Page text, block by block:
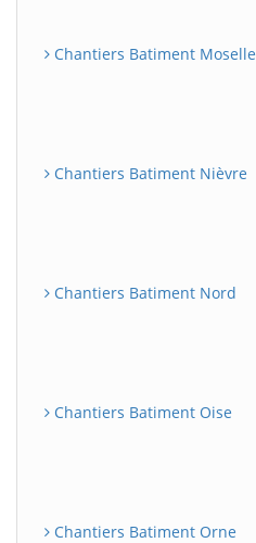
Chantiers Batiment Moselle
Chantiers Batiment Nièvre
Chantiers Batiment Nord
Chantiers Batiment Oise
Chantiers Batiment Orne